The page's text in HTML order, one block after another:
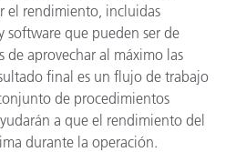
el rendimiento, incluidas
software que pueden ser de
de aprovechar al máximo las
final es un flujo de trabajo
de procedimientos
a que el rendimiento del
durante la operación.